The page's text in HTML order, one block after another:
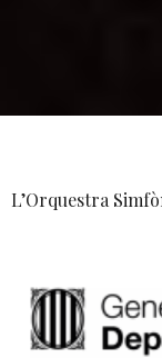
L’Orquestra